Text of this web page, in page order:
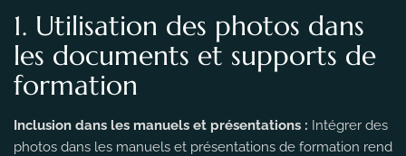
1. Utilisation des photos dans
les documents et supports de
formation
Inclusion dans les manuels et présentations : Intégrer des
photos dans les manuels et présentations de formation rend